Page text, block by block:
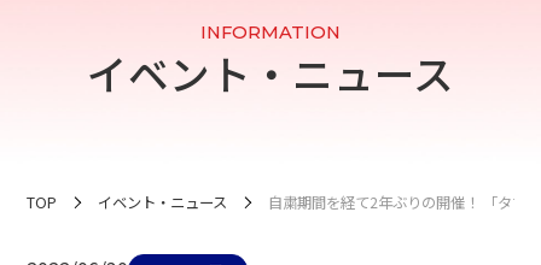
INFORMATION
イベント・ニュース
TOP イベント・ニュース 自粛期間を経て2年ぶりの開催！ 「タマ